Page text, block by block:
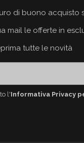
di buono acquisto
mail le offerte in
tutte le novità
l'Informativa Privacy